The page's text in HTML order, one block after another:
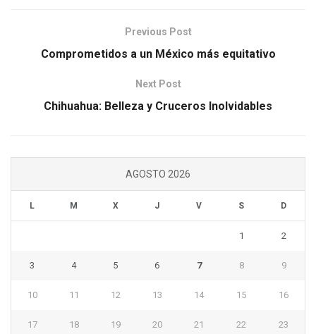
Previous Post
Comprometidos a un México más equitativo
Next Post
Chihuahua: Belleza y Cruceros Inolvidables
AGOSTO 2026
L M X J V S D
1 2
3 4 5 6 7 8 9
10 11 12 13 14 15 16
17 18 19 20 21 22 23